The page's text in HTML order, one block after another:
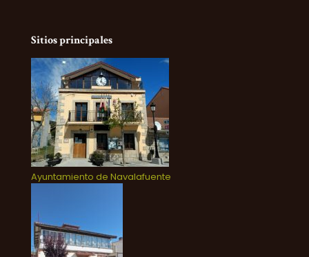
Sitios principales
Ayuntamiento de Navalafuente